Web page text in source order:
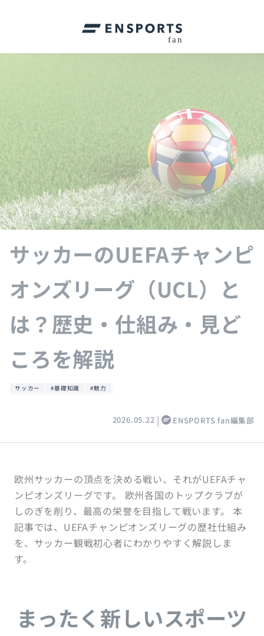
サッカーのUEFAチャンピ
オンズリーグ（UCL）と
は？歴史・仕組み・見ど
ころを解説
サッカー #基礎知識 #魅力
2026.05.22 ENSPORTS fan編集部
欧州サッカーの頂点を決める戦い、それがUEFAチャ
ンピオンズリーグです。 欧州各国のトップクラブが
しのぎを削り、最高の栄誉を目指して戦います。 本
記事では、UEFAチャンピオンズリーグの歴社仕組み
を、サッカー観戦初心者にわかりやすく解説しま
す。
まったく新しいスポーツ